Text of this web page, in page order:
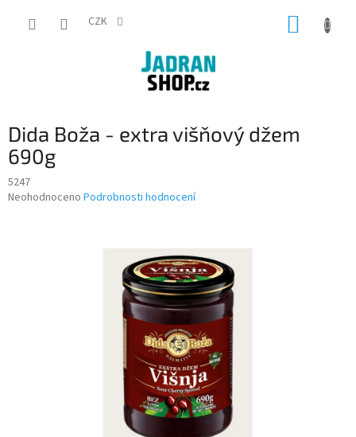
CZK
Dida Boža - extra višňový džem
690g
5247
Průměrné
Neohodnoceno Podrobnosti hodnocení